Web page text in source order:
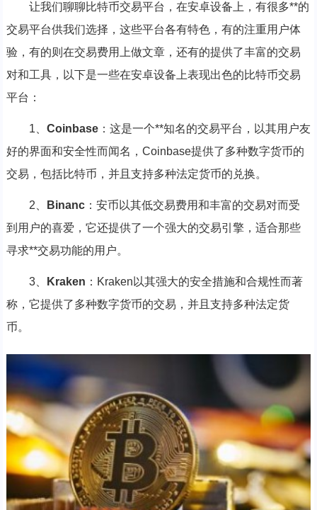
让我们聊聊比特币交易平台，在安卓设备上，有很多**的
交易平台供我们选择，这些平台各有特色，有的注重用户体
验，有的则在交易费用上做文章，还有的提供了丰富的交易
对和工具，以下是一些在安卓设备上表现出色的比特币交易
平台：
1、 Coinbase：这是一个**知名的交易平台，以其用户友
好的界面和安全性而闻名，Coinbase提供了多种数字货币的
交易，包括比特币，并且支持多种法定货币的兑换。
2、 Binanc：安币以其低交易费用和丰富的交易对而受
到用户的喜爱，它还提供了一个强大的交易引擎，适合那些
寻求**交易功能的用户。
3、 Kraken ：Kraken以其强大的安全措施和合规性而著
称，它提供了多种数字货币的交易，并且支持多种法定货
币。